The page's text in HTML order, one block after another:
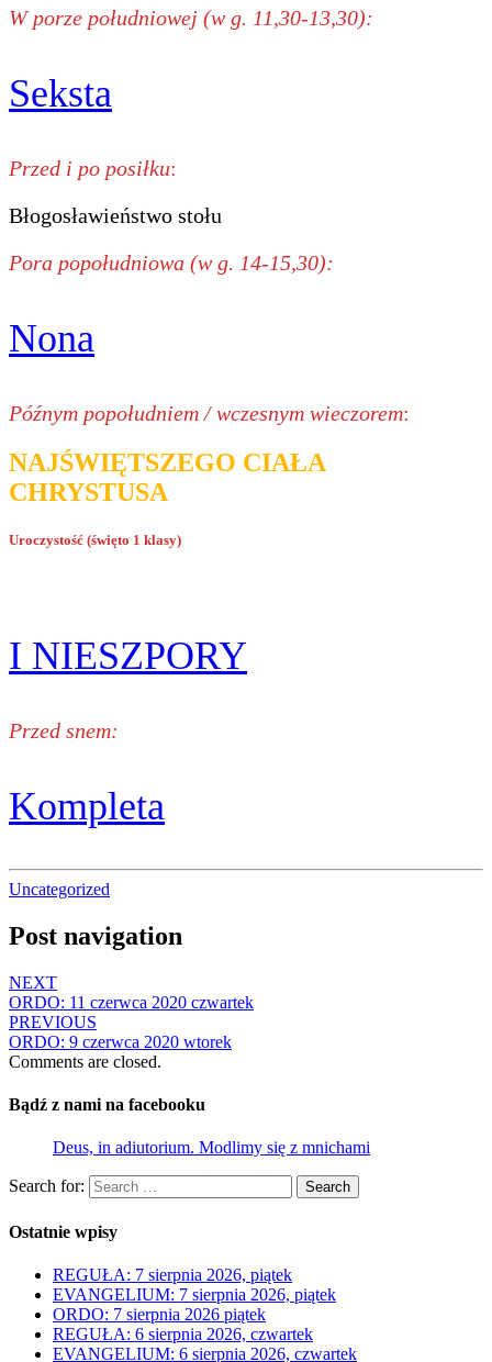
W porze południowej (w g. 11,30-13,30):
Seksta
Przed i po posiłku:
Błogosławieństwo stołu
Pora popołudniowa (w g. 14-15,30):
Nona
Późnym popołudniem / wczesnym wieczorem:
NAJŚWIĘTSZEGO CIAŁA
CHRYSTUSA
Uroczystość (święto 1 klasy)
I NIESZPORY
Przed snem:
Kompleta
Uncategorized
Post navigation
NEXT
ORDO: 11 czerwca 2020 czwartek
PREVIOUS
ORDO: 9 czerwca 2020 wtorek
Comments are closed.
Bądź z nami na facebooku
Deus, in adiutorium. Modlimy się z mnichami
Search for: Search
Ostatnie wpisy
REGUŁA: 7 sierpnia 2026, piątek
EVANGELIUM: 7 sierpnia 2026, piątek
ORDO: 7 sierpnia 2026 piątek
REGUŁA: 6 sierpnia 2026, czwartek
EVANGELIUM: 6 sierpnia 2026, czwartek